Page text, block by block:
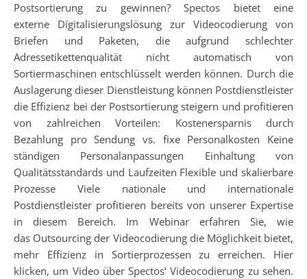
Postsortierung zu gewinnen? Spectos bietet eine
externe Dígitalisierungslösung zur Videocodierung von
Briefen und Paketen, die aufgrund schlechter
Adressetikettenqualität nicht automatisch von
Sortiermaschinen entschlüsselt werden können. Durch die
Auslagerung dieser Dienstleistung können Postdienstleister
die Effizienz bei der Postsortierung steigern und profitieren
von zahlreichen Vorteilen: Kostenersparnis durch
Bezahlung pro Sendung vs. fixe Personalkosten Keine
ständigen Personalanpassungen Einhaltung von
Qualitätsstandards und Laufzeiten Flexible und skalierbare
Prozesse Viele nationale und internationale
Postdienstleister profitieren bereits von unserer Expertise
in diesem Bereich. Im Webinar erfahren Sie, wie
das Outsourcing der Videocodierung die Möglichkeit bietet,
mehr Effizienz in Sortierprozessen zu erreichen. Hier
klicken, um Video über Spectos‘ Videocodierung zu sehen.